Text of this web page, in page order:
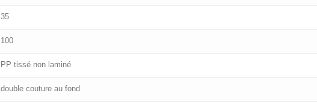
35
100
PP tissé non laminé
double couture au fond